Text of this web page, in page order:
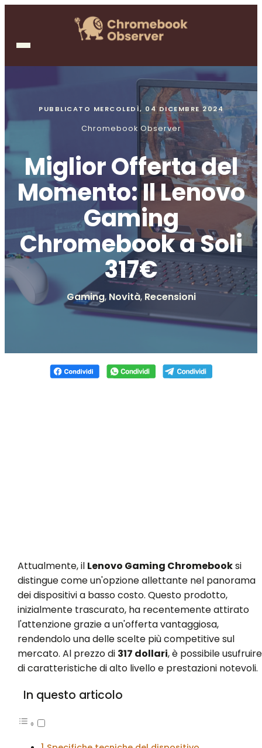
PUBBLICATO MERCOLEDÌ, 04 DICEMBRE 2024
Chromebook Observer
Miglior Offerta del
Momento: Il Lenovo
Gaming
Chromebook a Soli
317€
Gaming, Novità, Recensioni
Attualmente, il Lenovo Gaming Chromebooksi
distingue come un'opzione allettante nel panorama
dei dispositivi a basso costo. Questo prodotto,
inizialmente trascurato, ha recentemente attirato
l'attenzione grazie a un'offerta vantaggiosa,
rendendolo una delle scelte più competitive sul
mercato. Al prezzo di 317 dollari, è possibile usufruire
di caratteristiche di alto livello e prestazioni notevoli.
In questo articolo